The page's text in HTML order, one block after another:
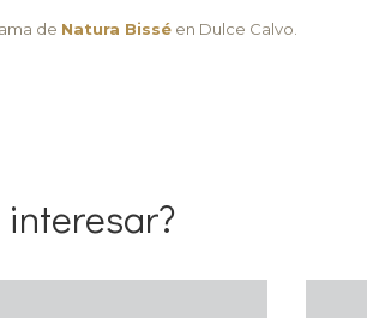
de Natura Bissé en Dulce Calvo.